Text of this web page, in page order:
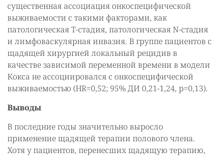
существенная ассоциация онкоспецифической
выживаемости с такими факторами, как
патологическая T-стадия, патологическая N-стадия
и лимфоваскулярная инвазия. В группе пациентов с
щадящей хирургией локальный рецидив в
качестве зависимой переменной времени в модели
Кокса не ассоциировался с онкоспецифической
выживаемостью (HR=0,52; 95% ДИ 0,21-1,24, р=0,13).
Выводы
В последние годы значительно выросло
применение щадящей терапии полового члена.
Хотя у пациентов, перенесших щадящую терапию,